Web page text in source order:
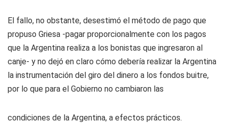
El fallo, no obstante, desestimó el método de pago que
propuso Griesa -pagar proporcionalmente con los pagos
que la Argentina realiza a los bonistas que ingresaron al
canje- y no dejó en claro cómo debería realizar la Argentina
la instrumentación del giro del dinero a los fondos buitre,
por lo que para el Gobierno no cambiaron las
condiciones de la Argentina, a efectos prácticos.